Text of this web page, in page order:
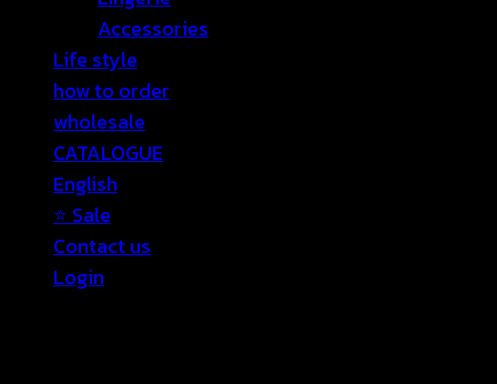
Accessories
Life style
how to order
wholesale
CATALOGUE
English
⭐ Sale
Contact us
Login